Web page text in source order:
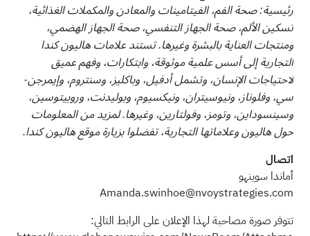
رئيسية: صحة الفم، الفيتامينات والمعادن والمكملات الغذائية،
تسكين الألم، صحة الجهاز التنفسي، صحة الجهاز الهضمي،
ومنتجات العناية بالبشرة وغيرها. تستند علامات هاليون كندا
التجارية إلى أسس علمية موثوقة، وابتكارات، وفهم عميق
لاحتياجات الإنسان، وتشمل أدفيل، وباكليز، وسنتروم، وإيمرجن-
سي، وفلوناز، ونيوسيتران، ونيكسيوم، وبوليدنت، وروبيتوسين،
وسينسوداين، وتومز، وفولتارين، وغيرها. لمزيد من المعلومات
حول هاليون وعلاماتها التجارية، تفضلوا بزيارة موقع هاليون كندا.
اتصال
أماندا سوينهو
Amanda.swinhoe@nvoystrategies.com
تتوفر صورة مصاحبة لهذا الإعلان على الرابط التالي: